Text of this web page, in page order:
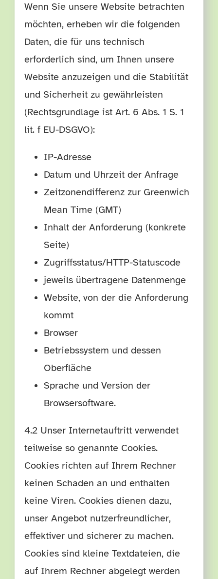
Wenn Sie unsere Website betrachten
möchten, erheben wir die folgenden
Daten, die für uns technisch
erforderlich sind, um Ihnen unsere
Website anzuzeigen und die Stabilität
und Sicherheit zu gewährleisten
(Rechtsgrundlage ist Art. 6 Abs. 1 S. 1
lit. f EU-DSGVO):
IP-Adresse
Datum und Uhrzeit der Anfrage
Zeitzonendifferenz zur Greenwich
Mean Time (GMT)
Inhalt der Anforderung (konkrete
Seite)
Zugriffsstatus/HTTP-Statuscode
jeweils übertragene Datenmenge
Website, von der die Anforderung
kommt
Browser
Betriebssystem und dessen
Oberfläche
Sprache und Version der
Browsersoftware.
4.2 Unser Internetauftritt verwendet
teilweise so genannte Cookies.
Cookies richten auf Ihrem Rechner
keinen Schaden an und enthalten
keine Viren. Cookies dienen dazu,
unser Angebot nutzerfreundlicher,
effektiver und sicherer zu machen.
Cookies sind kleine Textdateien, die
auf Ihrem Rechner abgelegt werden